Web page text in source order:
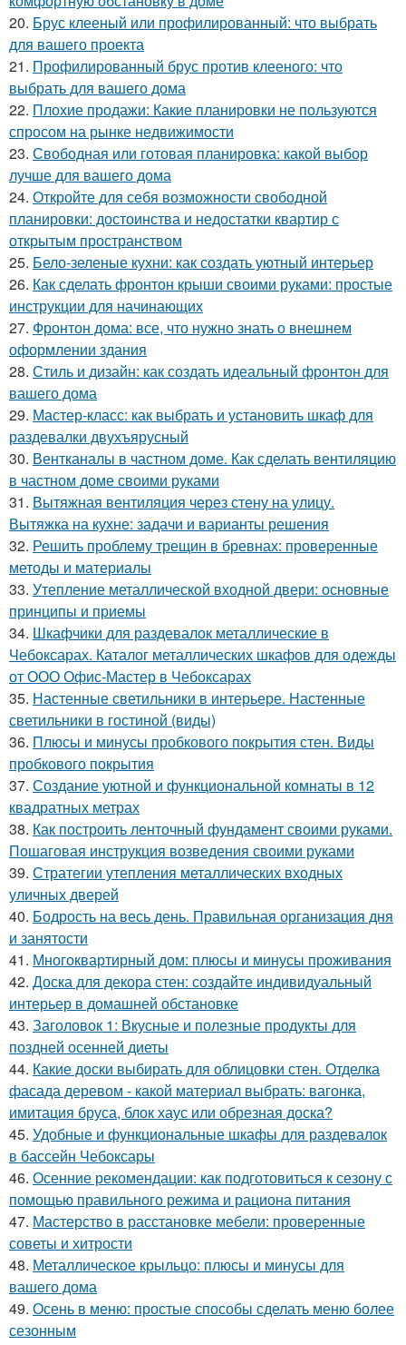
20. Брус клееный или профилированный: что выбрать
для вашего проекта
21. Профилированный брус против клееного: что
выбрать для вашего дома
22. Плохие продажи: Какие планировки не пользуются
спросом на рынке недвижимости
23. Свободная или готовая планировка: какой выбор
лучше для вашего дома
24. Откройте для себя возможности свободной
планировки: достоинства и недостатки квартир с
открытым пространством
25. Бело-зеленые кухни: как создать уютный интерьер
26. Как сделать фронтон крыши своими руками: простые
инструкции для начинающих
27. Фронтон дома: все, что нужно знать о внешнем
оформлении здания
28. Стиль и дизайн: как создать идеальный фронтон для
вашего дома
29. Мастер-класс: как выбрать и установить шкаф для
раздевалки двухъярусный
30. Вентканалы в частном доме. Как сделать вентиляцию
в частном доме своими руками
31. Вытяжная вентиляция через стену на улицу.
Вытяжка на кухне: задачи и варианты решения
32. Решить проблему трещин в бревнах: проверенные
методы и материалы
33. Утепление металлической входной двери: основные
принципы и приемы
34. Шкафчики для раздевалок металлические в
Чебоксарах. Каталог металлических шкафов для одежды
от ООО Офис-Мастер в Чебоксарах
35. Настенные светильники в интерьере. Настенные
светильники в гостиной (виды)
36. Плюсы и минусы пробкового покрытия стен. Виды
пробкового покрытия
37. Создание уютной и функциональной комнаты в 12
квадратных метрах
38. Как построить ленточный фундамент своими руками.
Пошаговая инструкция возведения своими руками
39. Стратегии утепления металлических входных
уличных дверей
40. Бодрость на весь день. Правильная организация дня
и занятости
41. Многоквартирный дом: плюсы и минусы проживания
42. Доска для декора стен: создайте индивидуальный
интерьер в домашней обстановке
43. Заголовок 1: Вкусные и полезные продукты для
поздней осенней диеты
44. Какие доски выбирать для облицовки стен. Отделка
фасада деревом - какой материал выбрать: вагонка,
имитация бруса, блок хаус или обрезная доска?
45. Удобные и функциональные шкафы для раздевалок
в бассейн Чебоксары
46. Осенние рекомендации: как подготовиться к сезону с
помощью правильного режима и рациона питания
47. Мастерство в расстановке мебели: проверенные
советы и хитрости
48. Металлическое крыльцо: плюсы и минусы для
вашего дома
49. Осень в меню: простые способы сделать меню более
сезонным